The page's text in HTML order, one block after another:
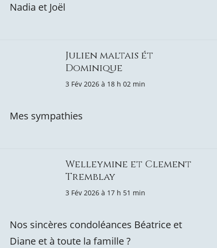
Nadia et Joël
Julien maltais ét
Dominique
3 Fév 2026 à 18 h 02 min
Mes sympathies
Welleymine et Clement
Tremblay
3 Fév 2026 à 17 h 51 min
Nos sincères condoléances Béatrice et
Diane et à toute la famille ?